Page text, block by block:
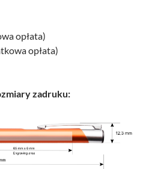
opłata)
opłata)
zadruku: